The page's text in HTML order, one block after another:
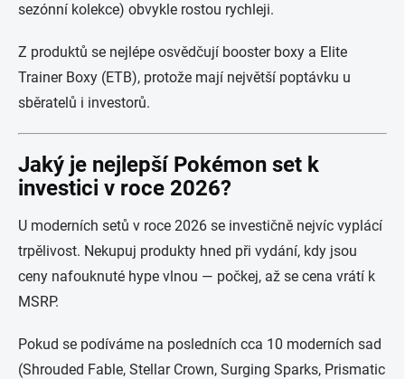
sezónní kolekce) obvykle rostou rychleji.
Z produktů se nejlépe osvědčují booster boxy a Elite
Trainer Boxy (ETB), protože mají největší poptávku u
sběratelů i investorů.
Jaký je nejlepší Pokémon set k
investici v roce 2026?
U moderních setů v roce 2026 se investičně nejvíc vyplácí
trpělivost. Nekupuj produkty hned při vydání, kdy jsou
ceny nafouknuté hype vlnou — počkej, až se cena vrátí k
MSRP.
Pokud se podíváme na posledních cca 10 moderních sad
(Shrouded Fable, Stellar Crown, Surging Sparks, Prismatic